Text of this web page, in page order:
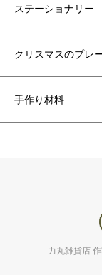
ステーショナリー
クリスマスのプレ
手作り材料
力丸雑貨店